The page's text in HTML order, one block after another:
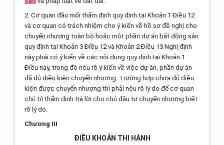
2. Cơ quan đầu mối thẩm định quy định tại Khoản 1 Điều 12
và cơ quan có trách nhiệm cho ý kiến về hồ sơ đề nghị cho
chuyển nhượng toàn bộ hoặc một phần dự án bất động sản
quy định tại Khoản 3 Điều 12 và Khoản 2 Điều 13 Nghị định
này phải có ý kiến về các nội dung quy định tại Khoản 1
Điều này, trong đó nêu rõ ý kiến về việc dự án, phần dự án
đã đủ điều kiện chuyển nhượng. Trường hợp chưa đủ điều
kiện được chuyển nhượng thì phải nêu rõ lý do để cơ quan
chủ trì thẩm định trả lời cho chủ đầu tư chuyển nhượng biết
rõ lý do.
Chương III
ĐIỀU KHOẢN THI HÀNH